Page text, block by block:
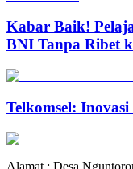
Kabar Baik!
BNI Tanpa Ribet
Telkomsel:
Alamat : Desa